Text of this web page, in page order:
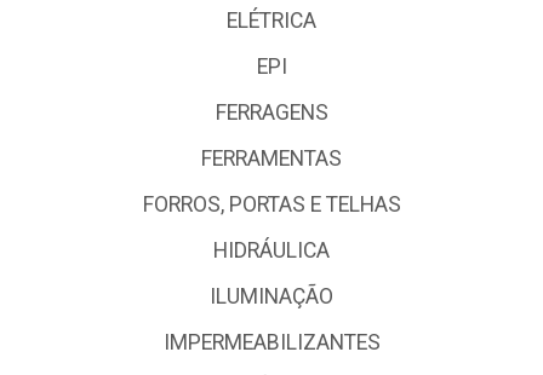
ELÉTRICA
EPI
FERRAGENS
FERRAMENTAS
FORROS, PORTAS E TELHAS
HIDRÁULICA
ILUMINAÇÃO
IMPERMEABILIZANTES